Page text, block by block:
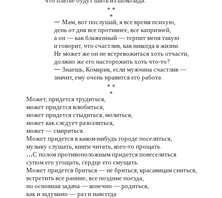
* *
*
—Мам, вот послушай, я все время психую,
день от дня все противнее, все капризней,
а он — как блаженный — терпит меня такую
и говорит, что счастлив, как никогда в жизни.
Не может же он не встревожиться хоть отчасти,
должно же его насторожить хоть что-то?
—Знаешь, Комарик, если мужчина счастлив —
значит, ему очень нравится его работа.
* *
*
Может, придется трудиться,
может придется влюбиться,
может придется стыдиться, молиться,
может как следует разозлиться,
может — смириться.
Может придется в каком-нибудь городе поселиться,
музыку слушать, книги читать, кого-то прощать.
…С полом противоположным придется повеселиться
супом его угощать, сердце его смущать.
Может придется бриться — не бриться, красавицам сниться,
встретить все ранние, все поздние поезда,
но основная задача — конечно — родиться,
как и задумано — раз и навсегда